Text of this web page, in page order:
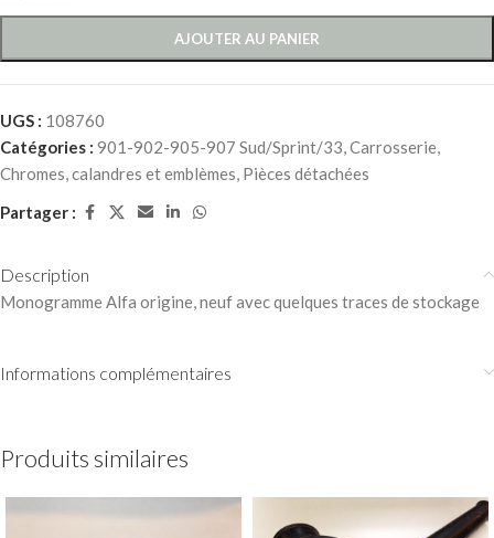
AJOUTER AU PANIER
UGS : 108760
Catégories : 901-902-905-907 Sud/Sprint/33,Carrosserie,
Chromes, calandres et emblèmes, Pièces détachées
Partager :
Description
Monogramme Alfa origine, neuf avec quelques traces de stockage
Informations complémentaires
Produits similaires